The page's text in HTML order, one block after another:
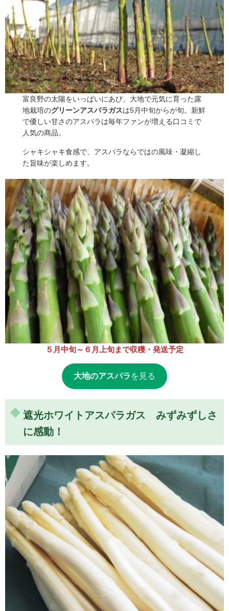
富良野の太陽をいっぱいにあび、大地で元気に育った露
地栽培のグリーンアスパラガスは5月中旬からが旬。新鮮
で優しい甘さのアスパラは毎年ファンが増える口コミで
人気の商品。
シャキシャキ食感で、アスパラならではの風味・凝縮し
た旨味が楽しめます。
５月中旬～６月上旬まで収穫・発送予定
大地のアスパラ を見る
遮光ホワイトアスパラガス みずみずしさ
に感動！